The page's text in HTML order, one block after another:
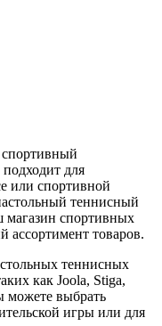
для
или спортивной
теннисный
магазин спортивных
ассортимент товаров.
теннисных
как Joola, Stiga,
можете выбрать
игры или для